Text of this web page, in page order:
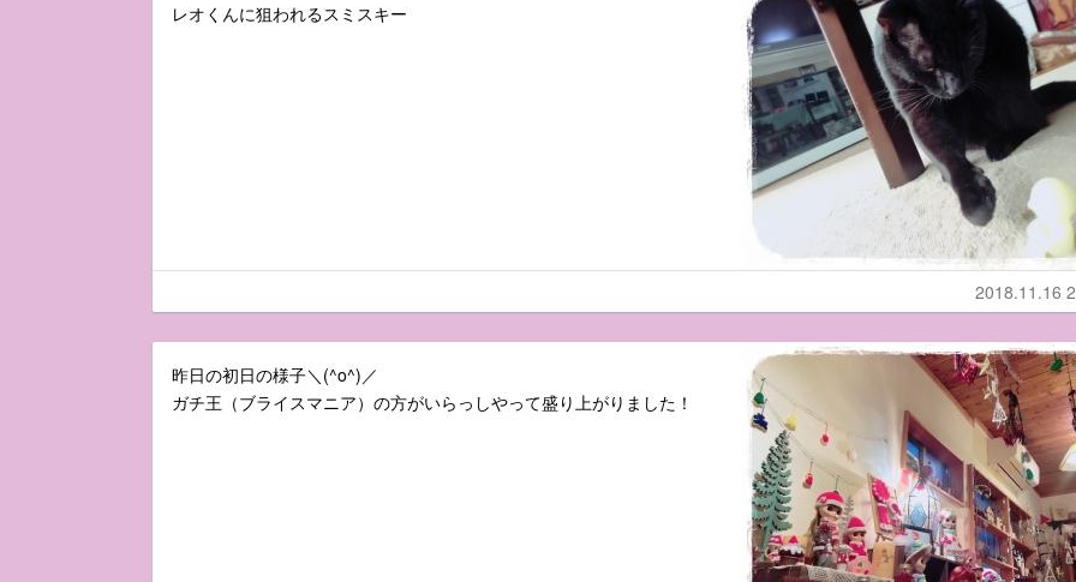
レオくんに狙われるスミスキー
2018.11.16
昨日の初日の様子＼(^o^)／
ガチ王（ブライスマニア）の方がいらっしやって盛り上がりました！